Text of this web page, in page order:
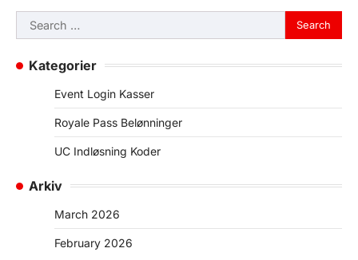
Search
for:
Kategorier
Event Login Kasser
Royale Pass Belønninger
UC Indløsning Koder
Arkiv
March 2026
February 2026